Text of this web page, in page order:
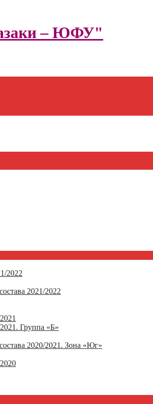
– ЮФУ"
2022
2021/2022
Группа «Б»
2020/2021. Зона «Юг»